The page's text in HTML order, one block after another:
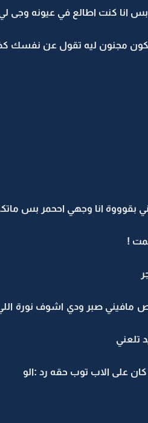
بس انا كنت اطالع في عيونه
مجنون ليه تقول عن نفسك كذا
انا وجهي اححمر بس
!
مافيني صبر ودي اشوف
تلعني